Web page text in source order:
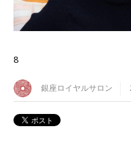
8
銀座ロイヤルサロン